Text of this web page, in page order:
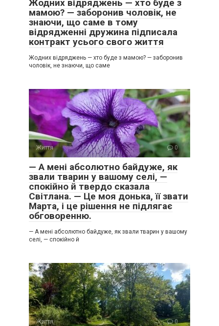
Жодних відряджень — хто буде з
мамою? — заборонив чоловік, не
знаючи, що саме в тому
відрядженні дружина підписала
контракт усього свого життя
Жодних відряджень — хто буде з мамою? — заборонив
чоловік, не знаючи, що саме
Життя 0
— А мені абсолютно байдуже, як
звали тварин у вашому селі, —
спокійно й твердо сказала
Світлана. — Це моя донька, її звати
Марта, і це рішення не підлягає
обговоренню.
— А мені абсолютно байдуже, як звали тварин у вашому
селі, — спокійно й
Життя 0